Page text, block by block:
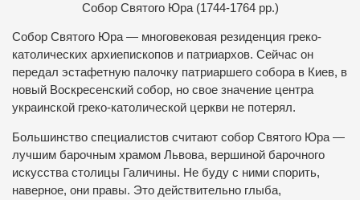
Собор Святого Юра (1744-1764 рр.)
Собор Святого Юра — многовековая резиденция греко-
католических архиепископов и патриархов. Сейчас он
передал эстафетную палочку патриаршего собора в Киев, в
новый Воскресенский собор, но свое значение центра
украинской греко-католической церкви не потерял.
Большинство специалистов считают собор Святого Юра —
лучшим барочным храмом Львова, вершиной барочного
искусства столицы Галичины. Не буду с ними спорить,
наверное, они правы. Это действительно глыба,